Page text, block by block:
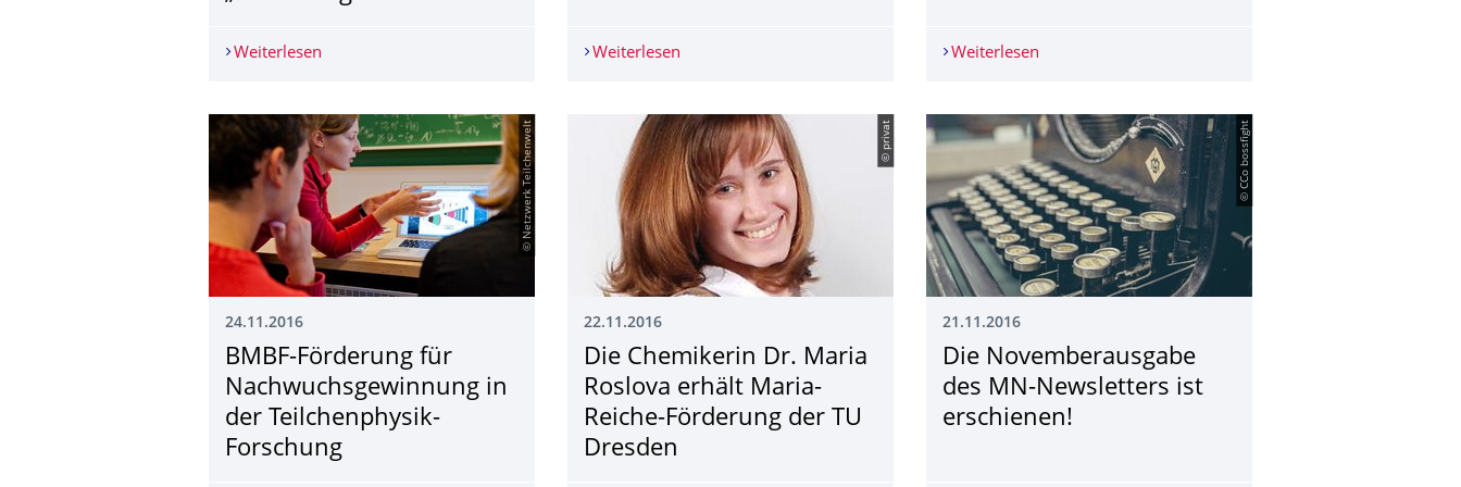
Weiterlesen Kooperation von Netzwerk Teilchenwelt und Dr. Hans Riegel-Stiftung: Teilchenphysik kompetent unterrichten – Lehrerfortbildungsprogramm
Weiterlesen Future Technologies Science Match: Jetzt für ein Stipendium bewerben und 100 Einblicke in die Zukunft
Weiterlesen
© Netzwerk Teilchenwelt
24.11.2016
BMBF-Förderung für
Nachwuchsgewinnung in
der Teilchenphysik-
Forschung
© privat
22.11.2016
Die Chemikerin Dr. Maria
Roslova erhält Maria-
Reiche-Förderung der TU
Dresden
© CCo bossfight
21.11.2016
Die Novemberausgabe
des MN-Newsletters ist
erschienen!